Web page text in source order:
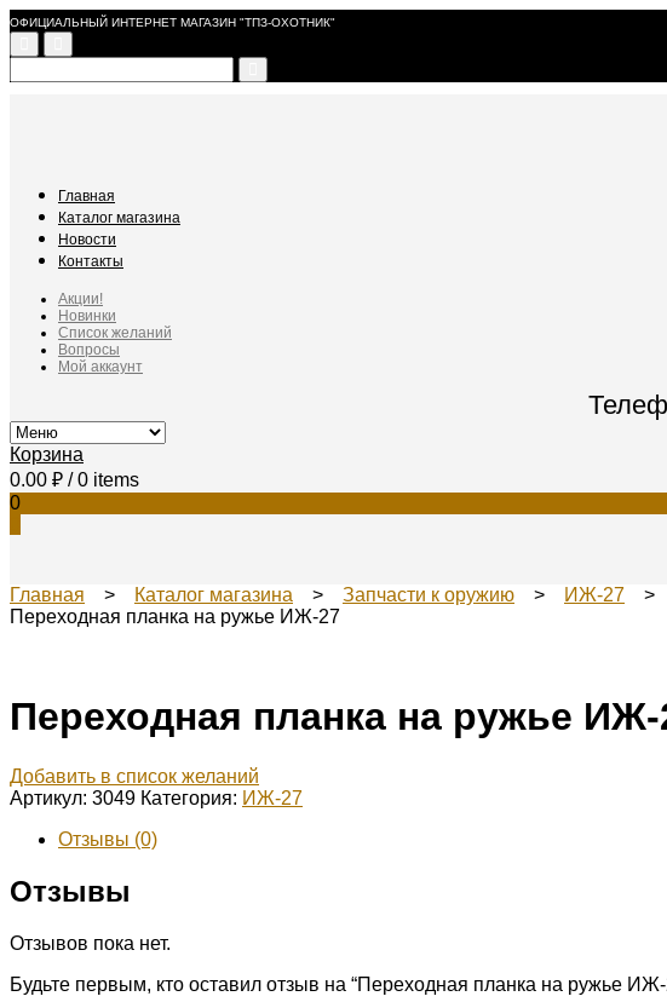
ОФИЦИАЛЬНЫЙ ИНТЕРНЕТ МАГАЗИН "ТПЗ-ОХОТНИК"
Главная
Каталог магазина
Новости
Контакты
Акции!
Новинки
Список желаний
Вопросы
Мой аккаунт
Корзина
0.00 ₽ / 0 items
0
Главная > Каталог магазина > Запчасти к оружию > ИЖ-27 >
Переходная планка на ружье ИЖ-27
Переходная планка на ружье ИЖ-
Добавить в список желаний
Артикул: 3049 Категория: ИЖ-27
Отзывы (0)
Отзывы
Отзывов пока нет.
Будьте первым, кто оставил отзыв на “Переходная планка на ружье ИЖ-